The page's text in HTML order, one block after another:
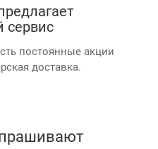
сервис
постоянные акции
доставка.